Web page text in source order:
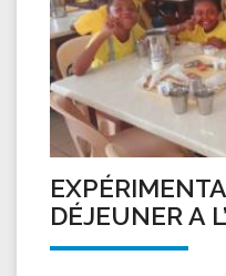
DÉJEUNER A